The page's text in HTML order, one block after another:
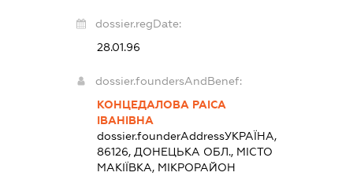
dossier.regDate:
28.01.96
dossier.foundersAndBenef:
КОНЦЕДАЛОВА РАІСА
ІВАНІВНА
dossier.founderAddressУКРАЇНА,
86126, ДОНЕЦЬКА ОБЛ., МІСТО
МАКІЇВКА, МІКРОРАЙОН